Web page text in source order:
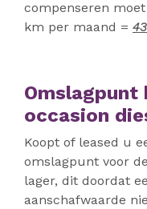
compenseren
km per maand =
Omslagpunt
occasion
Koopt of leased u
omslagpunt voor
lager, dit doordat
aanschafwaarde